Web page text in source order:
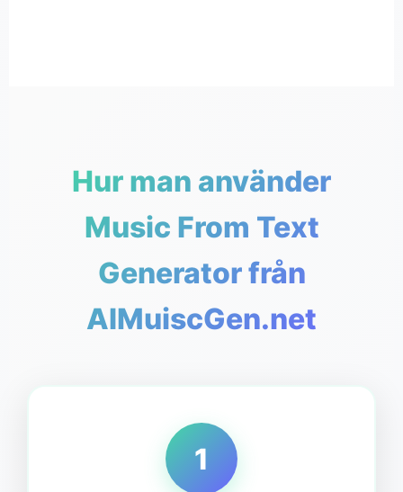
Hur man använder
Music From Text
Generator från
AIMuiscGen.net
1